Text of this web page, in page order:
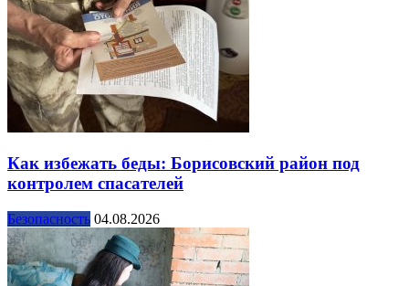
Как избежать беды: Борисовский район под
контролем спасателей
Безопасность 04.08.2026